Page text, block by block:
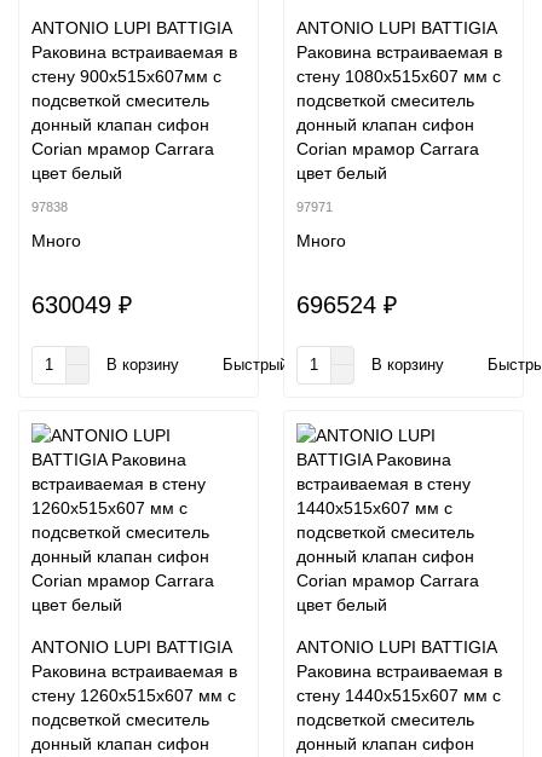
ANTONIO LUPI BATTIGIA
Раковина встраиваемая в
стену 900х515х607мм с
подсветкой смеситель
донный клапан сифон
Corian мрамор Carrara
цвет белый
97838
Много
630049 ₽
В корзину Быстрый заказ
ANTONIO LUPI BATTIGIA
Раковина встраиваемая в
стену 1080х515х607 мм с
подсветкой смеситель
донный клапан сифон
Corian мрамор Carrara
цвет белый
97971
Много
696524 ₽
В корзину
ANTONIO LUPI BATTIGIA
Раковина встраиваемая в
стену 1260х515х607 мм с
подсветкой смеситель
донный клапан сифон
ANTONIO LUPI BATTIGIA
Раковина встраиваемая в
стену 1440х515х607 мм с
подсветкой смеситель
донный клапан сифон